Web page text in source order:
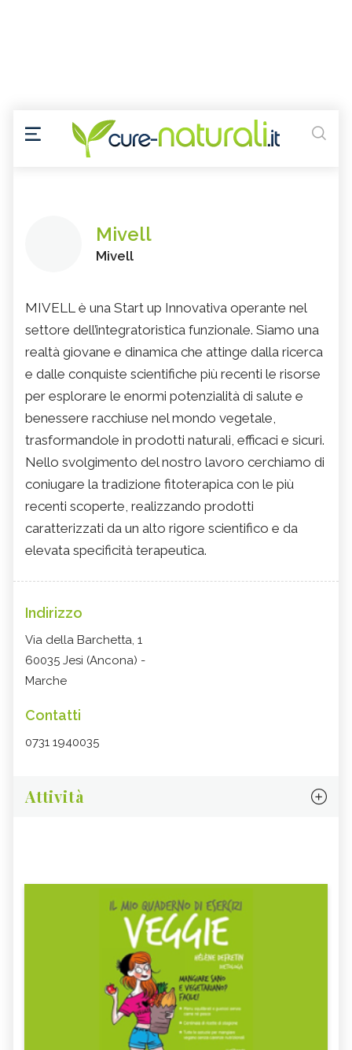
Mivell
Mivell
MIVELL è una Start up Innovativa operante nel
settore dell’integratoristica funzionale. Siamo una
realtà giovane e dinamica che attinge dalla ricerca
e dalle conquiste scientifiche più recenti le risorse
per esplorare le enormi potenzialità di salute e
benessere racchiuse nel mondo vegetale,
trasformandole in prodotti naturali, efficaci e sicuri.
Nello svolgimento del nostro lavoro cerchiamo di
coniugare la tradizione fitoterapica con le più
recenti scoperte, realizzando prodotti
caratterizzati da un alto rigore scientifico e da
elevata specificità terapeutica.
Indirizzo
Via della Barchetta, 1
60035 Jesi (Ancona) -
Marche
Contatti
0731 1940035
Attività